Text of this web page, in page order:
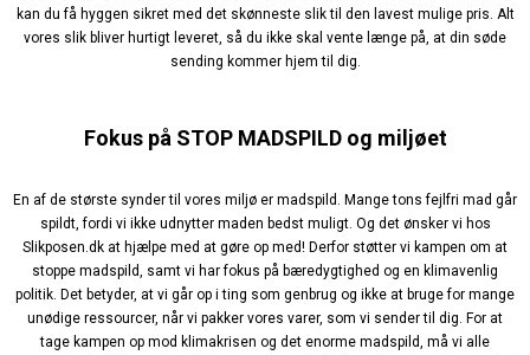
kan du få hyggen sikret med det skønneste slik til den lavest mulige pris. Alt
vores slik bliver hurtigt leveret, så du ikke skal vente længe på, at din søde
sending kommer hjem til dig.
Fokus på STOP MADSPILD og miljøet
En af de største synder til vores miljø er madspild. Mange tons fejlfri mad går
spildt, fordi vi ikke udnytter maden bedst muligt. Og det ønsker vi hos
Slikposen.dk at hjælpe med at gøre op med! Derfor støtter vi kampen om at
stoppe madspild, samt vi har fokus på bæredygtighed og en klimavenlig
politik. Det betyder, at vi går op i ting som genbrug og ikke at bruge for mange
unødige ressourcer, når vi pakker vores varer, som vi sender til dig. For at
tage kampen op mod klimakrisen og det enorme madspild, må vi alle